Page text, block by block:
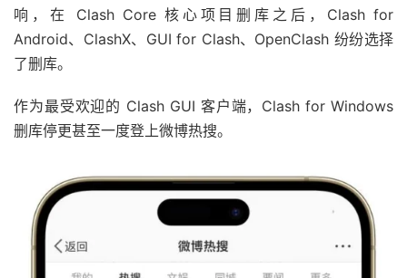
响，在 Clash Core 核心项目删库之后，Clash for
Android、ClashX、GUI for Clash、OpenClash 纷纷选择
了删库。
作为最受欢迎的 Clash GUI 客户端，Clash for Windows
删库停更甚至一度登上微博热搜。